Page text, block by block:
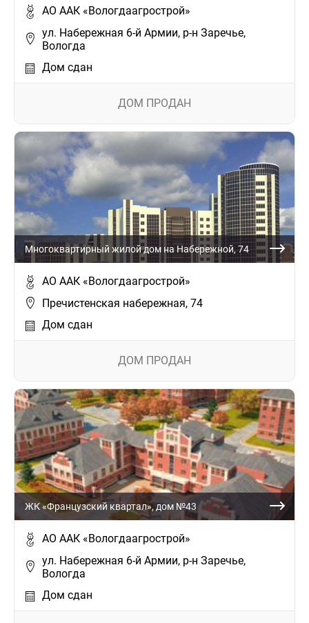
АО ААК «Вологдаагрострой»
ул. Набережная 6-й Армии, р-н Заречье,
Вологда
Дом сдан
ДОМ ПРОДАН
Многоквартирный жилой дом на Набережной, 74
АО ААК «Вологдаагрострой»
Пречистенская набережная, 74
Дом сдан
ДОМ ПРОДАН
ЖК «Французский квартал», дом №43
АО ААК «Вологдаагрострой»
ул. Набережная 6-й Армии, р-н Заречье,
Вологда
Дом сдан